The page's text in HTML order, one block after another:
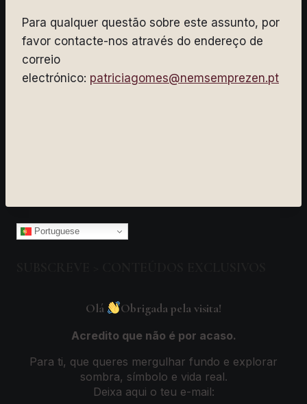
Para qualquer questão sobre este assunto, por
favor contacte-nos através do endereço de
correio
electrónico: patriciagomes@nemsemprezen.pt
Portuguese
Olá Obrigada pela visita!
Acredito que não é por acaso.
Para ti, que queres mergulhar fundo e explorar
sombra, símbolo e vida real.
Deixa aqui o teu e-mail: